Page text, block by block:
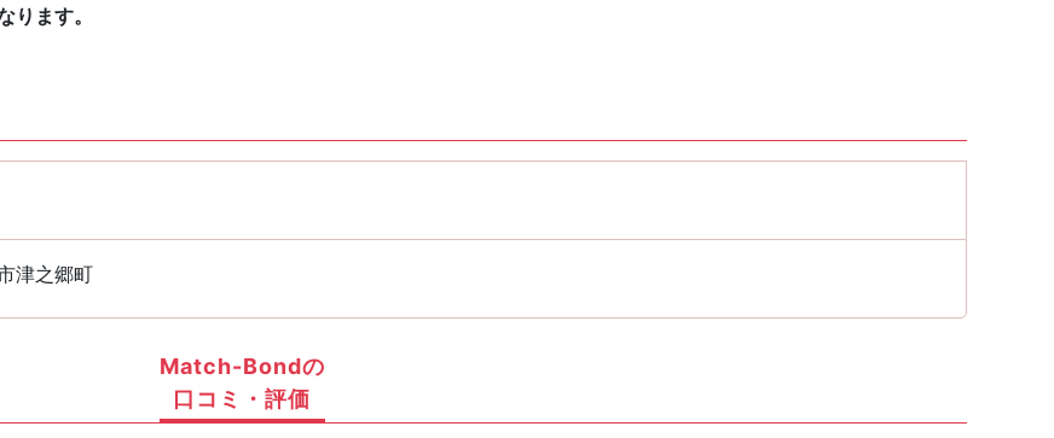
ます。
津之郷町
Match-Bondの
口コミ・評価